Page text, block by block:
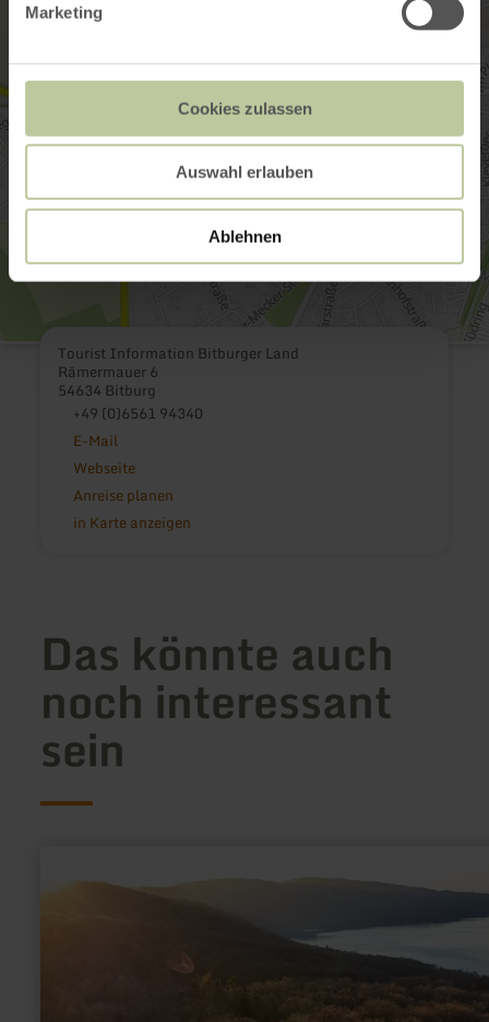
Marketing
Cookies zulassen
Auswahl erlauben
Ablehnen
Tourist Information Bitburger Land
Rämermauer 6
54634 Bitburg
+49 (0)6561 94340
E-Mail
Webseite
Anreise planen
in Karte anzeigen
Das könnte auch
noch interessant
sein